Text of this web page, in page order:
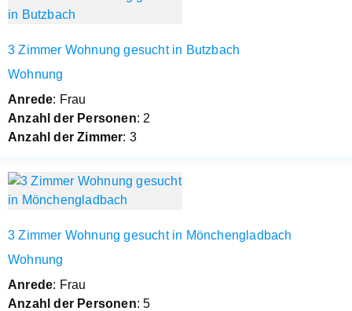
3 Zimmer Wohnung gesucht in Butzbach
Wohnung
Anrede: Frau
Anzahl der Personen: 2
Anzahl der Zimmer: 3
3 Zimmer Wohnung gesucht in Mönchengladbach
Wohnung
Anrede: Frau
Anzahl der Personen: 5